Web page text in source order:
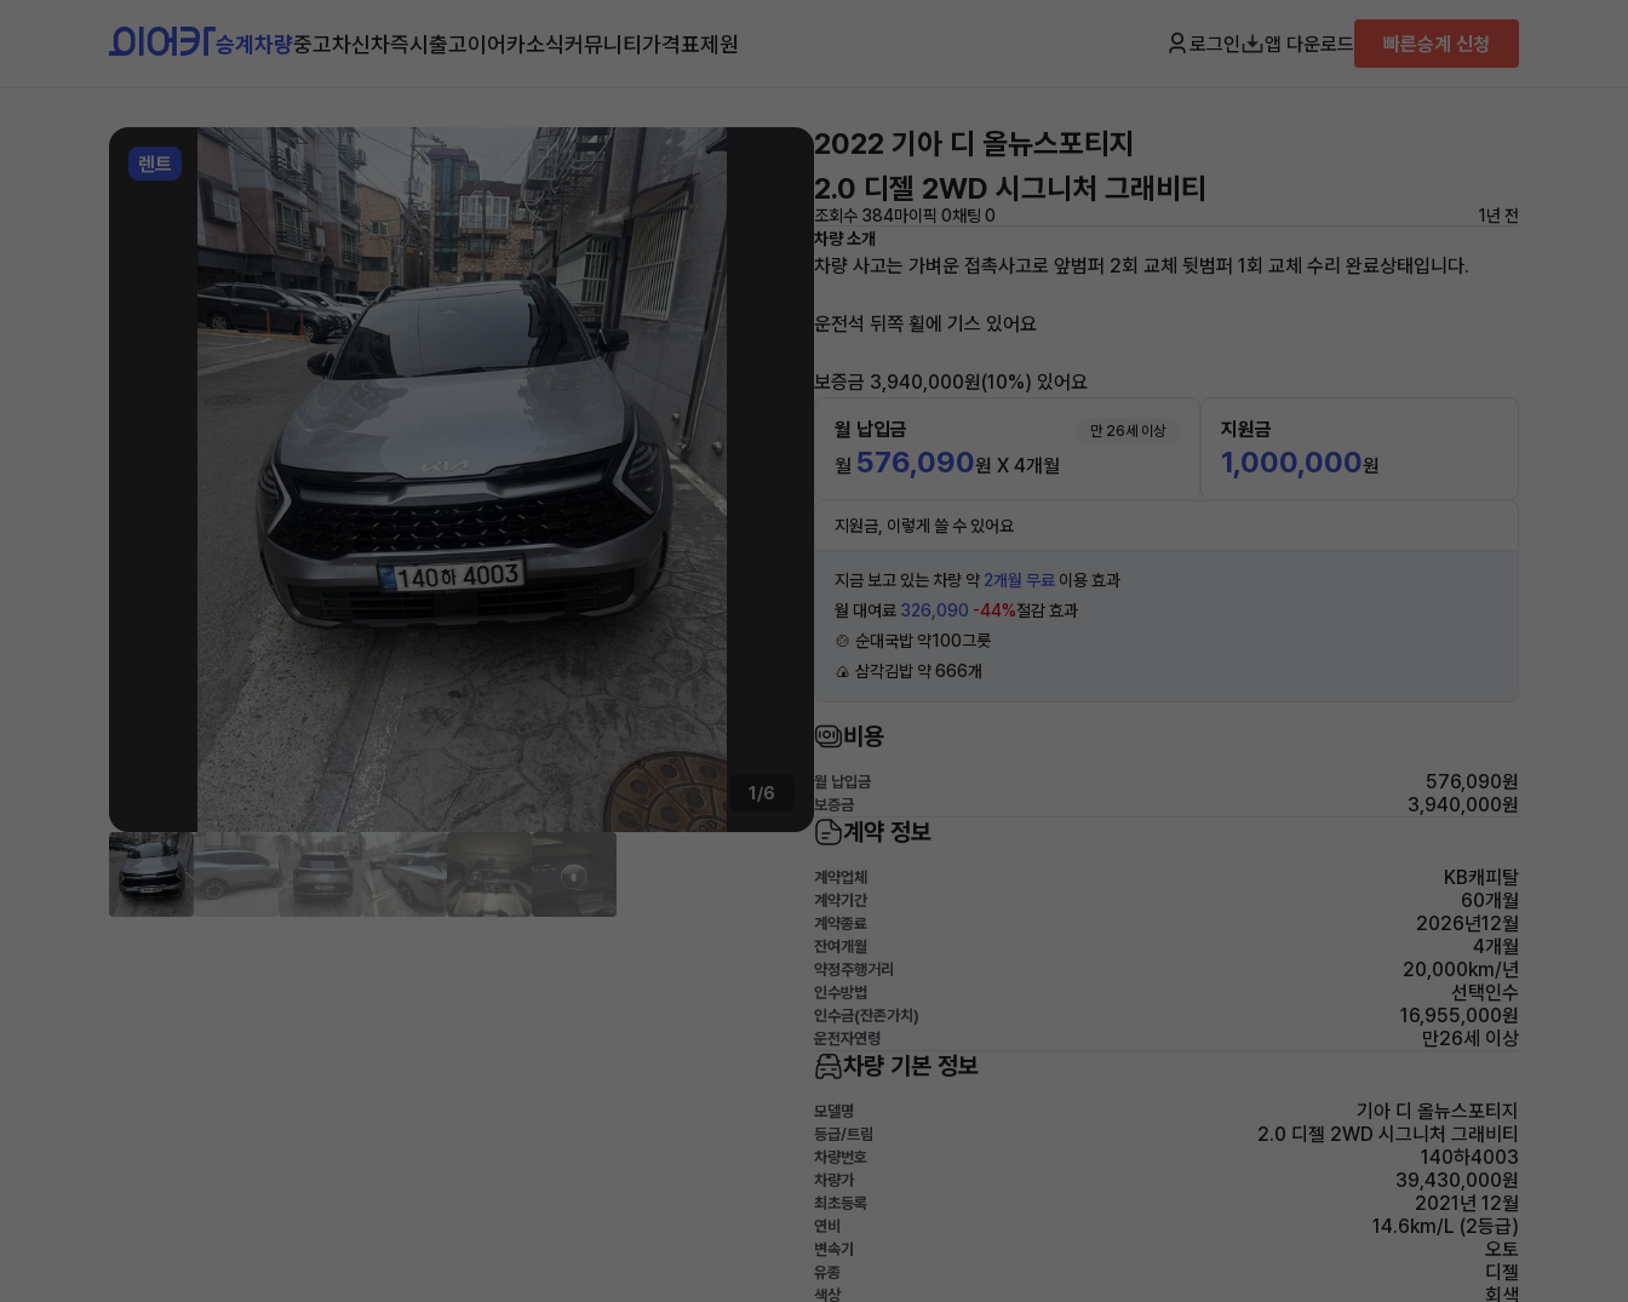
승계차량중고차신차즉시출고이어카소식커뮤니티가격표제원 로그인 앱 다운로드 빠른승계 신청
렌트
1/6
2022 기아 디 올뉴스포티지
2.0 디젤 2WD 시그니처 그래비티
조회수 384마이픽 0채팅 0
1년 전
차량 소개
차량 사고는 가벼운 접촉사고로 앞범퍼 2회 교체 뒷범퍼 1회 교체 수리 완료상태입니다.
운전석 뒤쪽 휠에 기스 있어요
보증금 3,940,000원(10%) 있어요
월 납입금 만 26세 이상
월 576,090원 X 4개월
지원금
1,000,000원
지원금, 이렇게 쓸 수 있어요
지금 보고 있는 차량 약 2개월 무료 이용 효과
월 대여료 326,090 -44%절감 효과
🍲 순대국밥 약100그릇
🍙 삼각김밥 약 666개
비용
월 납입금 576,090원
보증금 3,940,000원
계약 정보
계약업체 KB캐피탈
계약기간 60개월
계약종료 2026년12월
잔여개월 4개월
약정주행거리 20,000km/년
인수방법 선택인수
인수금(잔존가치) 16,955,000원
운전자연령 만26세 이상
차량 기본 정보
모델명 기아 디 올뉴스포티지
등급/트림 2.0 디젤 2WD 시그니처 그래비티
차량번호 140하4003
차량가 39,430,000원
최초등록 2021년 12월
연비 14.6km/L (2등급)
변속기 오토
유종 디젤
색상 회색